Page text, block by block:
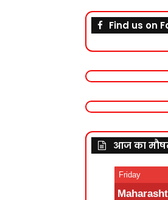
Find us on
आज का
Friday